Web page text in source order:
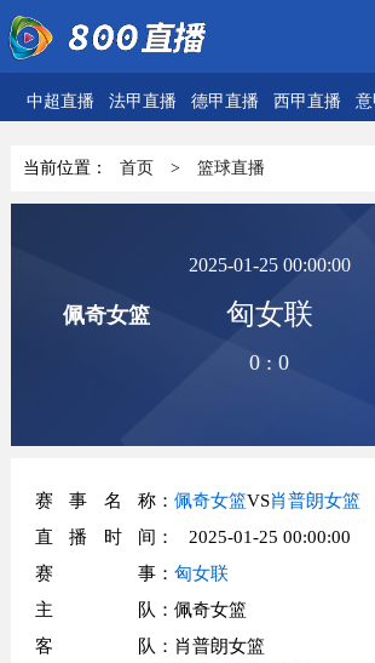
中超直播 法甲直播 德甲直播 西甲直播
当前位置： 首页 > 篮球直播
佩奇女篮
2025-01-25 00:00:00
匈女联
0 :0
赛事名称： 佩奇女篮VS肖普朗女篮
直播时间 ： 2025-01-25 00:00:00
赛事： 匈女联
主队 ：佩奇女篮
客队 ：肖普朗女篮